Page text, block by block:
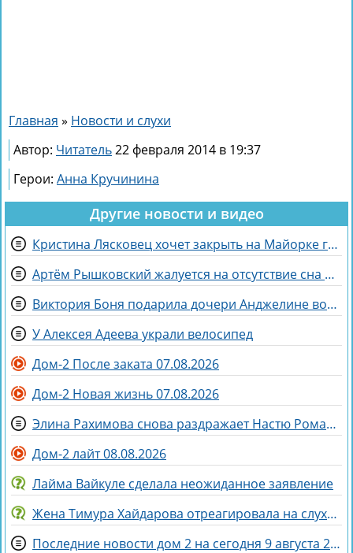
Главная » Новости и слухи
Автор: Читатель22 февраля 2014 в 19:37
Герои: Анна Кручинина
Другие новости и видео
Кристина Лясковец хочет закрыть на Майорке гештальт
Артём Рышковский жалуется на отсутствие сна из-за Нади Ермаковой
Виктория Боня подарила дочери Анджелине волшебного коня
У Алексея Адеева украли велосипед
Дом-2 После заката 07.08.2026
Дом-2 Новая жизнь 07.08.2026
Элина Рахимова снова раздражает Настю Ромашову, флиртуя с её мужем Евгением
Дом-2 лайт 08.08.2026
Лайма Вайкуле сделала неожиданное заявление
Жена Тимура Хайдарова отреагировала на слухи о колдовстве
Последние новости дом 2 на сегодня 9 августа 2026